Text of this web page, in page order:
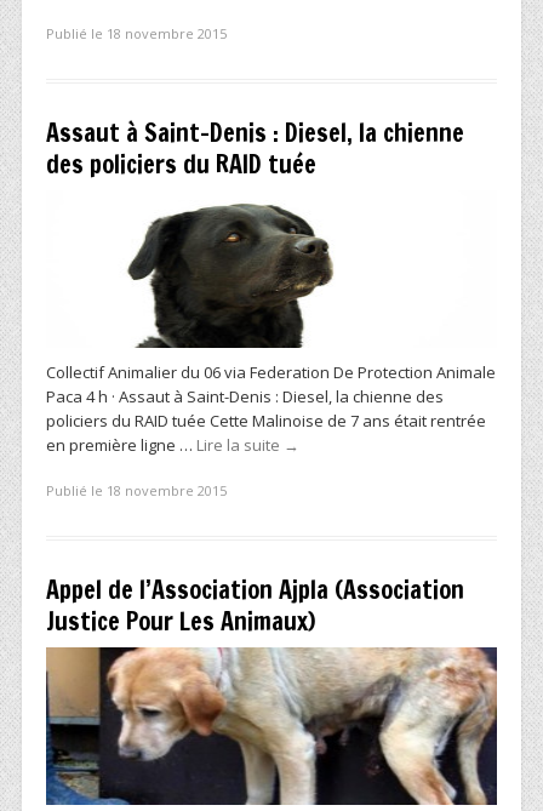
Publié le 18 novembre 2015
Assaut à Saint-Denis : Diesel, la chienne
des policiers du RAID tuée
Collectif Animalier du 06 via Federation De Protection Animale
Paca 4 h · Assaut à Saint-Denis : Diesel, la chienne des
policiers du RAID tuée Cette Malinoise de 7 ans était rentrée
en première ligne … Lire la suite →
Publié le 18 novembre 2015
Appel de l’Association Ajpla (Association
Justice Pour Les Animaux)